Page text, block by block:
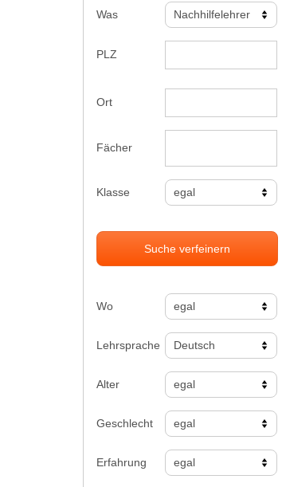
Was
PLZ
Ort
Fächer
Klasse
Suche verfeinern
Wo
Lehrsprache
Alter
Geschlecht
Erfahrung